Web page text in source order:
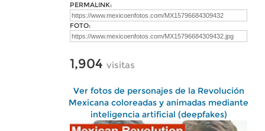
PERMALINK:
FOTO:
1,904 visitas
Ver fotos de personajes de la Revolución
Mexicana coloreadas y animadas mediante
inteligencia artificial (deepfakes)